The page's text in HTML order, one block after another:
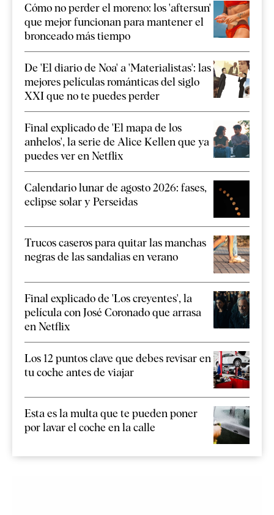
Cómo no perder el moreno: los 'aftersun'
que mejor funcionan para mantener el
bronceado más tiempo
De 'El diario de Noa' a 'Materialistas': las
mejores películas románticas del siglo
XXI que no te puedes perder
Final explicado de 'El mapa de los
anhelos', la serie de Alice Kellen que ya
puedes ver en Netflix
Calendario lunar de agosto 2026: fases,
eclipse solar y Perseidas
Trucos caseros para quitar las manchas
negras de las sandalias en verano
Final explicado de 'Los creyentes', la
película con José Coronado que arrasa
en Netflix
Los 12 puntos clave que debes revisar en
tu coche antes de viajar
Esta es la multa que te pueden poner
por lavar el coche en la calle